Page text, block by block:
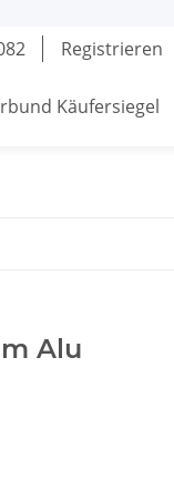
Registrieren
Klebstoffe
Alu